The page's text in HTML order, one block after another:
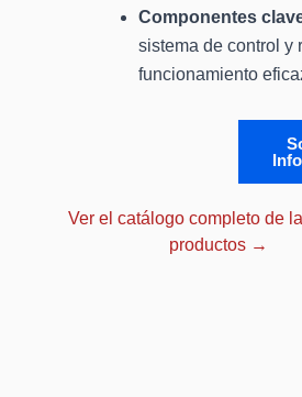
Componentes
sistema de control y
funcionamiento
Ver el catálogo completo de
productos →